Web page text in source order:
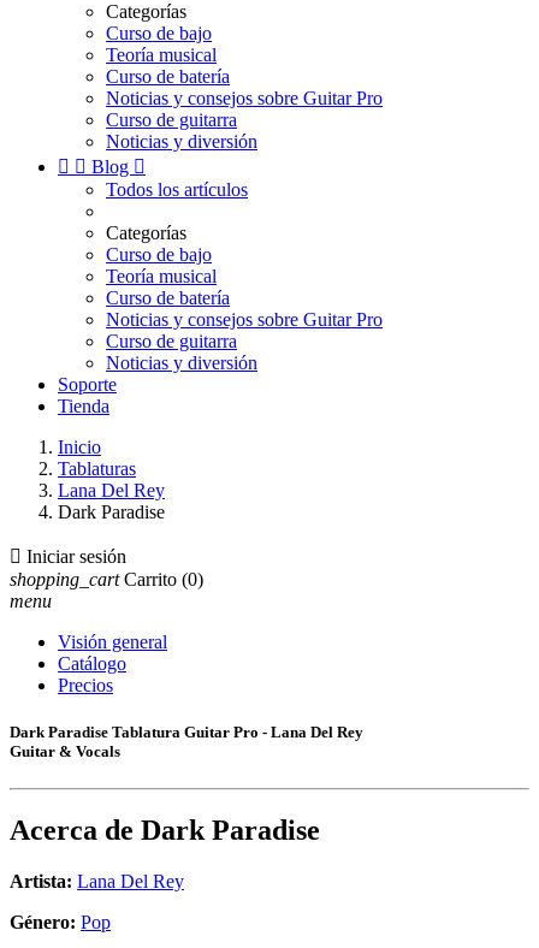
Categorías
Curso de bajo
Teoría musical
Curso de batería
Noticias y consejos sobre Guitar Pro
Curso de guitarra
Noticias y diversión
  Blog 
Todos los artículos
Categorías
Curso de bajo
Teoría musical
Curso de batería
Noticias y consejos sobre Guitar Pro
Curso de guitarra
Noticias y diversión
Soporte
Tienda
Inicio
Tablaturas
Lana Del Rey
Dark Paradise
 Iniciar sesión
shopping_cart Carrito (0)
menu
Visión general
Catálogo
Precios
Dark Paradise Tablatura Guitar Pro - Lana Del Rey
Guitar & Vocals
Acerca de Dark Paradise
Artista: Lana Del Rey
Género: Pop